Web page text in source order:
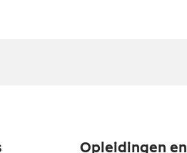
Opleidingen